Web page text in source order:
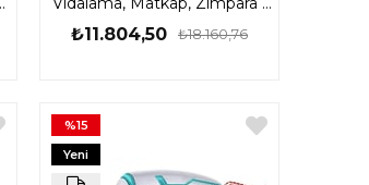
TOZLI20401
₺11.804,50 ₺18.160,76
%15
Yeni
Ürün